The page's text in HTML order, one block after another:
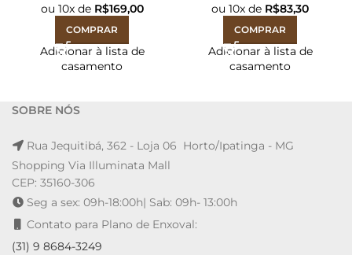
ou 10x de R$169,00
COMPRAR
Adicionar à lista de
casamento
ou 10x de R$83,30
COMPRAR
Adicionar à lista de
casamento
SOBRE NÓS
Rua Jequitibá, 362 - Loja 06 Horto/Ipatinga - MG
Shopping Via Illuminata Mall
CEP: 35160-306
Seg a sex: 09h-18:00h| Sab: 09h- 13:00h
Contato para Plano de Enxoval:
(31) 9 8684-3249